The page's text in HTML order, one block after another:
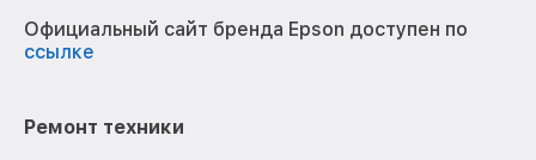
Официальный сайт бренда Epson доступен по
ссылке
Ремонт техники